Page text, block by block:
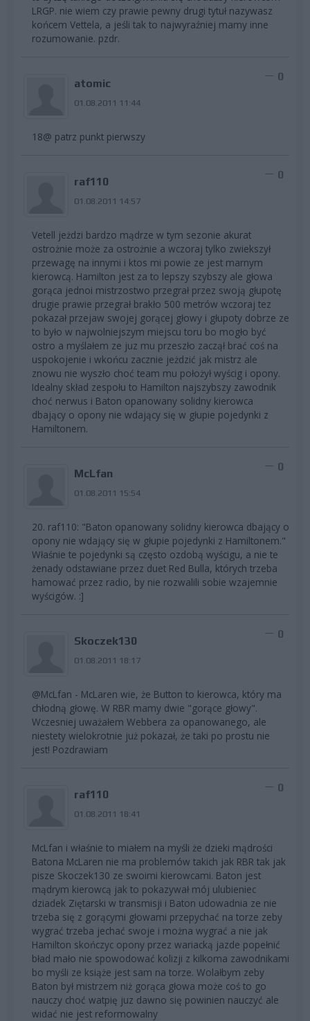
LRGP. nie wiem czy prawie pewny drugi tytuł nazywasz
końcem Vettela, a jeśli tak to najwyraźniej mamy inne
rozumowanie. pzdr.
atomic
01.08.2011 11:44
0
18@ patrz punkt pierwszy
raf110
01.08.2011 14:57
0
Vetell jeżdzi bardzo mądrze w tym sezonie akurat
ostrożnie może za ostrożnie a wczoraj tylko zwiekszył
przewagę na innymi i ktos mi powie ze jest marnym
kierowcą. Hamilton jest za to lepszy szybszy ale głowa
gorąca jednoi mistrzostwo przegrał przez swoją głupotę
drugie prawie przegrał brakło 500 metrów wczoraj tez
pokazał przejaw swojej gorącej głowy i głupoty dobrze ze
to było w najwolniejszym miejscu toru bo mogło być
ostro a myślałem ze juz mu przeszło zaczął brać coś na
uspokojenie i wkońcu zacznie jeżdzić jak mistrz ale
znowu nie wyszło choć team mu położył wyścig i opony.
Idealny skład zespołu to Hamilton najszybszy zawodnik
choć nerwus i Baton opanowany solidny kierowca
dbający o opony nie wdający się w głupie pojedynki z
Hamiltonem.
McLfan
01.08.2011 15:54
0
20. raf110: "Baton opanowany solidny kierowca dbający o
opony nie wdający się w głupie pojedynki z Hamiltonem."
Właśnie te pojedynki są często ozdobą wyścigu, a nie te
żenady odstawiane przez duet Red Bulla, których trzeba
hamować przez radio, by nie rozwalili sobie wzajemnie
wyścigów. :]
Skoczek130
01.08.2011 18:17
0
@McLfan - McLaren wie, że Button to kierowca, który ma
chłodną głowę. W RBR mamy dwie "gorące głowy".
Wczesniej uważałem Webbera za opanowanego, ale
niestety wielokrotnie już pokazał, że taki po prostu nie
jest! Pozdrawiam
raf110
01.08.2011 18:41
0
McLfan i właśnie to miałem na myśli że dzieki mądrości
Batona McLaren nie ma problemów takich jak RBR tak jak
pisze Skoczek130 ze swoimi kierowcami. Baton jest
mądrym kierowcą jak to pokazywał mój ulubieniec
dziadek Ziętarski w transmisji i Baton udowadnia ze nie
trzeba się z gorącymi głowami przepychać na torze zeby
wygrać trzeba jechać swoje i można wygrać a nie jak
Hamilton skończyc opony przez wariacką jazde popełnić
bład mało nie spowodować kolizji z kilkoma zawodnikami
bo myśli ze książe jest sam na torze. Wolałbym zeby
Baton był mistrzem niż gorąca głowa może coś to go
nauczy choć watpię juz dawno się powinien nauczyć ale
widać nie jest reformowalny